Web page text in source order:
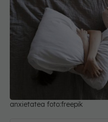
anxietatea foto:freepik